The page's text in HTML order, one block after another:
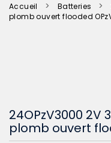
Accueil Batteries
plomb ouvert flooded
24OPzV3000 2V
plomb ouvert